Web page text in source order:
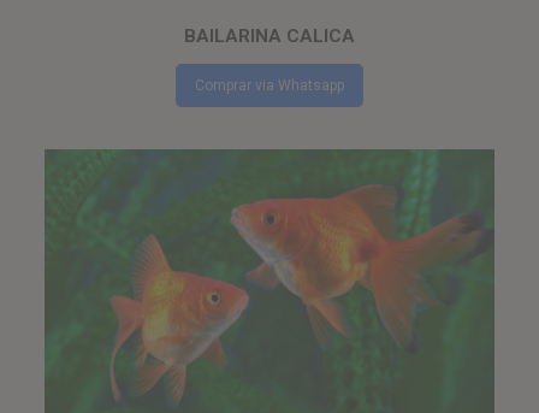
BAILARINA CALICA
Comprar via Whatsapp